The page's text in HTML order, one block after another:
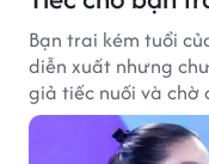
Bạn trai kém tuổi
diễn xuất nhưng
giả tiếc nuối và chờ